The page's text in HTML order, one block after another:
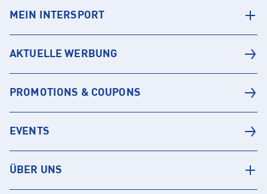
MEIN INTERSPORT
AKTUELLE WERBUNG
PROMOTIONS & COUPONS
EVENTS
ÜBER UNS